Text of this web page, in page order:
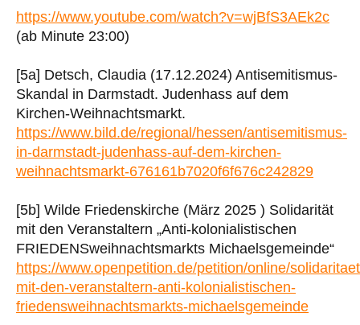
https://www.youtube.com/watch?v=wjBfS3AEk2c
(ab Minute 23:00)
[5a] Detsch, Claudia (17.12.2024) Antisemitismus-
Skandal in Darmstadt. Judenhass auf dem
Kirchen-Weihnachtsmarkt.
https://www.bild.de/regional/hessen/antisemitismus-
in-darmstadt-judenhass-auf-dem-kirchen-
weihnachtsmarkt-676161b7020f6f676c242829
[5b] Wilde Friedenskirche (März 2025 ) Solidarität
mit den Veranstaltern „Anti-kolonialistischen
FRIEDENSweihnachtsmarkts Michaelsgemeinde“
https://www.openpetition.de/petition/online/
mit-den-veranstaltern-anti-kolonialistischen-
friedensweihnachtsmarkts-michaelsgemeinde